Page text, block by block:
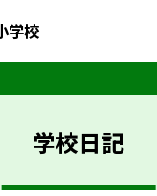
学校
学校日記